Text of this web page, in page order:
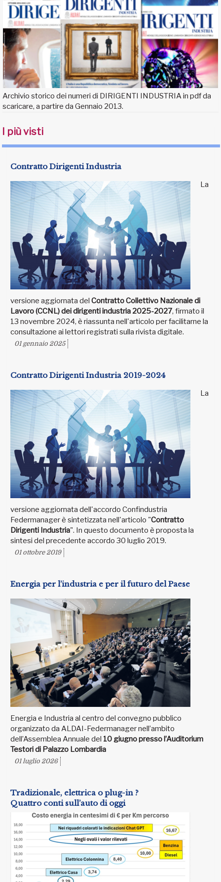
Archivio storico dei numeri di DIRIGENTI INDUSTRIA in pdf da
scaricare, a partire da Gennaio 2013.
I più visti
Contratto Dirigenti Industria
La
versione aggiornata del Contratto Collettivo Nazionale di
Lavoro (CCNL) dei dirigenti industria 2025-2027, firmato il
13 novembre 2024, è riassunta nell'articolo per facilitarne la
consultazione ai lettori registrati sulla rivista digitale.
01 gennaio 2025
Contratto Dirigenti Industria 2019-2024
La
versione aggiornata dell'accordo Confindustria
Federmanager è sintetizzata nell'articolo "Contratto
Dirigenti Industria". In questo documento è proposta la
sintesi del precedente accordo 30 luglio 2019.
01 ottobre 2019
Energia per l’industria e per il futuro del Paese
Energia e Industria al centro del convegno pubblico
organizzato da ALDAI-Federmanager nell’ambito
dell’Assemblea Annuale del 10 giugno presso l’Auditorium
Testori di Palazzo Lombardia
01 luglio 2026
Tradizionale, elettrica o plug-in ?
Quattro conti sull’auto di oggi